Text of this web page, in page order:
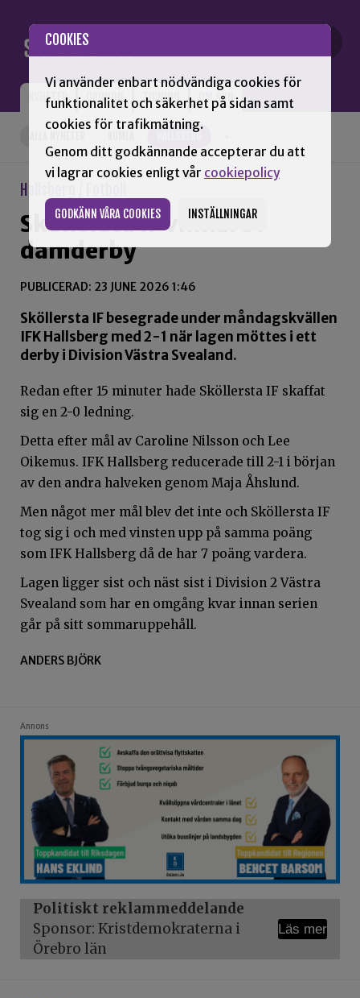
COOKIES
Vi använder enbart nödvändiga cookies för
funktionalitet och säkerhet på sidan samt
cookies för trafikmätning.
Genom ditt godkännande accepterar du att
vi lagrar cookies enligt vår cookiepolicy
GODKÄNN VÅRA COOKIES INSTÄLLNINGAR
NYHETER OPINION TIDNING OM SNN
HALLSBERG
Hallsberg / Fotboll
Sköllersta IF vinnare i
damderby
PUBLICERAD: 23 JUNE 2026 1:46
Sköllersta IF besegrade under måndagskvällen
IFK Hallsberg med 2-1 när lagen möttes i ett
derby i Division Västra Svealand.
Redan efter 15 minuter hade Sköllersta IF skaffat
sig en 2-0 ledning.
Detta efter mål av Caroline Nilsson och Lee
Oikemus. IFK Hallsberg reducerade till 2-1 i början
av den andra halveken genom Maja Åhslund.
Men något mer mål blev det inte och Sköllersta IF
tog sig i och med vinsten upp på samma poäng
som IFK Hallsberg då de har 7 poäng vardera.
Lagen ligger sist och näst sist i Division 2 Västra
Svealand som har en omgång kvar innan serien
går på sitt sommaruppehåll.
ANDERS BJÖRK
Annons
Politiskt reklammeddelande
Sponsor: Kristdemokraterna i
Örebro län
Läs mer